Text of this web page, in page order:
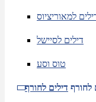
למאוריציוס
דילים לסיישל
טוס וסע
לחורף דילים לחורף